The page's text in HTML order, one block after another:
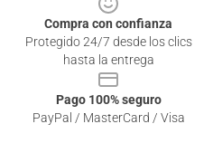
Compra con confianza
Protegido 24/7 desde los clics
hasta la entrega
Pago 100% seguro
PayPal / MasterCard / Visa